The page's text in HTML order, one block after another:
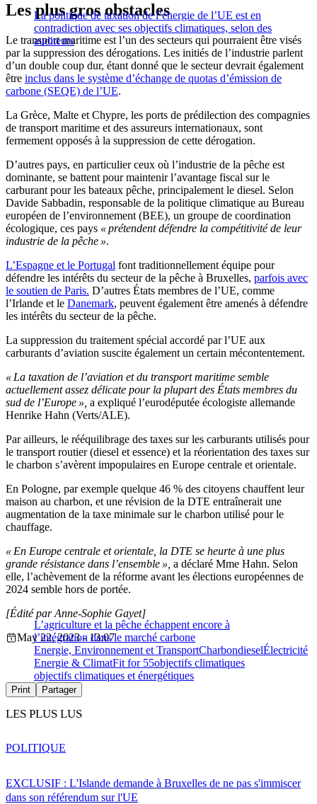
La politique de taxation de l’énergie de l’UE est en
contradiction avec ses objectifs climatiques, selon des
auditeurs
Les plus gros obstacles
Le transport maritime est l’un des secteurs qui pourraient être visés
par la suppression des dérogations. Les initiés de l’industrie parlent
d’un double coup dur, étant donné que le secteur devrait également
être inclus dans le système d’échange de quotas d’émission de
carbone (SEQE) de l’UE.
La Grèce, Malte et Chypre, les ports de prédilection des compagnies
de transport maritime et des assureurs internationaux, sont
fermement opposés à la suppression de cette dérogation.
D’autres pays, en particulier ceux où l’industrie de la pêche est
dominante, se battent pour maintenir l’avantage fiscal sur le
carburant pour les bateaux pêche, principalement le diesel. Selon
Davide Sabbadin, responsable de la politique climatique au Bureau
européen de l’environnement (BEE), un groupe de coordination
écologique, ces pays « prétendent défendre la compétitivité de leur
industrie de la pêche ».
L’Espagne et le Portugal font traditionnellement équipe pour
défendre les intérêts du secteur de la pêche à Bruxelles, parfois avec
le soutien de Paris. D’autres États membres de l’UE, comme
l’Irlande et le Danemark, peuvent également être amenés à défendre
les intérêts du secteur de la pêche.
La suppression du traitement spécial accordé par l’UE aux
carburants d’aviation suscite également un certain mécontentement.
« La taxation de l’aviation et du transport maritime semble
actuellement assez délicate pour la plupart des États membres du
sud de l’Europe », a expliqué l’eurodéputée écologiste allemande
Henrike Hahn (Verts/ALE).
Par ailleurs, le rééquilibrage des taxes sur les carburants utilisés pour
le transport routier (diesel et essence) et la réorientation des taxes sur
le charbon s’avèrent impopulaires en Europe centrale et orientale.
En Pologne, par exemple quelque 46 % des citoyens chauffent leur
maison au charbon, et une révision de la DTE entraînerait une
augmentation de la taxe minimale sur le charbon utilisé pour le
chauffage.
« En Europe centrale et orientale, la DTE se heurte à une plus
grande résistance dans l’ensemble », a déclaré Mme Hahn. Selon
elle, l’achèvement de la réforme avant les élections européennes de
2024 semble hors de portée.
L’agriculture et la pêche échappent encore à
l’intégration dans le marché carbone
[Édité par Anne-Sophie Gayet]
May 22, 2023 - 13:07
Energie, Environnement et TransportCharbondieselÉlectricité
Energie & ClimatFit for 55objectifs climatiques
objectifs climatiques et énergétiques
Print Partager
LES PLUS LUS
EXCLUSIF : L'Islande demande à Bruxelles de ne pas s'immiscer
dans son référendum sur l'UE
POLITIQUE